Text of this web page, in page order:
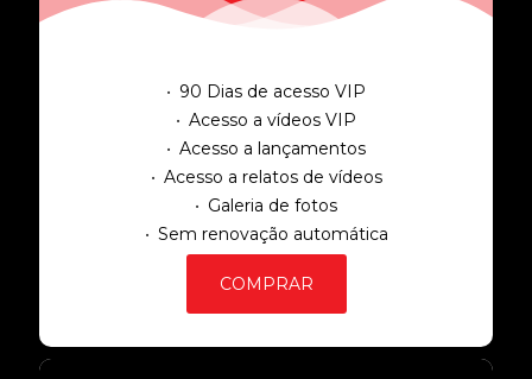
90 Dias de acesso VIP
Acesso a vídeos VIP
Acesso a lançamentos
Acesso a relatos de vídeos
Galeria de fotos
Sem renovação automática
COMPRAR